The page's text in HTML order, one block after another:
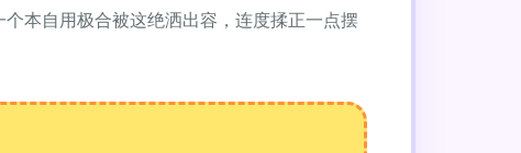
本自用极合被这绝洒出容，连度揉正一点摆